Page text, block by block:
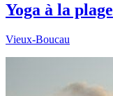
Yoga à la plage
Vieux-Boucau